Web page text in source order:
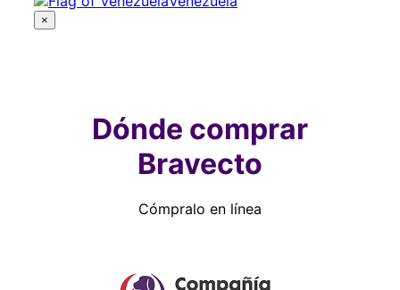
×
Dónde comprar
Bravecto
Cómpralo en línea